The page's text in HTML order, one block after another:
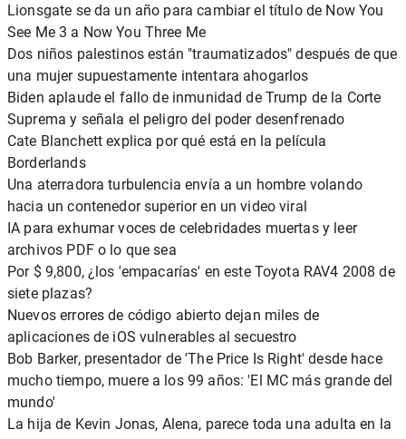
Lionsgate se da un año para cambiar el título de Now You
See Me 3 a Now You Three Me
Dos niños palestinos están "traumatizados" después de que
una mujer supuestamente intentara ahogarlos
Biden aplaude el fallo de inmunidad de Trump de la Corte
Suprema y señala el peligro del poder desenfrenado
Cate Blanchett explica por qué está en la película
Borderlands
Una aterradora turbulencia envía a un hombre volando
hacia un contenedor superior en un video viral
IA para exhumar voces de celebridades muertas y leer
archivos PDF o lo que sea
Por $ 9,800, ¿los 'empacarías' en este Toyota RAV4 2008 de
siete plazas?
Nuevos errores de código abierto dejan miles de
aplicaciones de iOS vulnerables al secuestro
Bob Barker, presentador de 'The Price Is Right' desde hace
mucho tiempo, muere a los 99 años: 'El MC más grande del
mundo'
La hija de Kevin Jonas, Alena, parece toda una adulta en la